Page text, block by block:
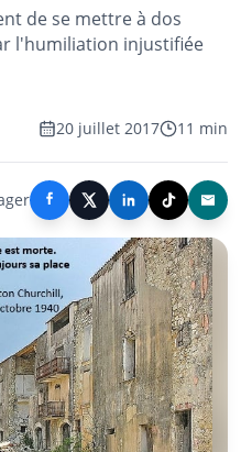
de se mettre à dos
l'humiliation injustifiée
20 juillet 2017 11 min